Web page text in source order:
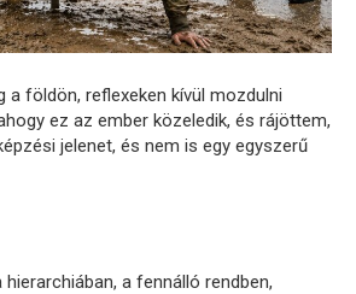
a földön, reflexeken kívül mozdulni
ez az ember közeledik, és rájöttem,
jelenet, és nem is egy egyszerű
a fennálló rendben,